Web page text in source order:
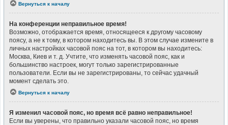
Вернуться к началу
На конференции неправильное время!
Возможно, отображается время, относящееся к другому часовому
поясу, а не к тому, в котором находитесь вы. В этом случае измените в
личных настройках часовой пояс на тот, в котором вы находитесь:
Москва, Киев и т. д. Учтите, что изменять часовой пояс, как и
большинство настроек, могут только зарегистрированные
пользователи. Если вы не зарегистрированы, то сейчас удачный
момент сделать это.
Вернуться к началу
Я изменил часовой пояс, но время всё равно неправильное!
Если вы уверены, что правильно указали часовой пояс, но время